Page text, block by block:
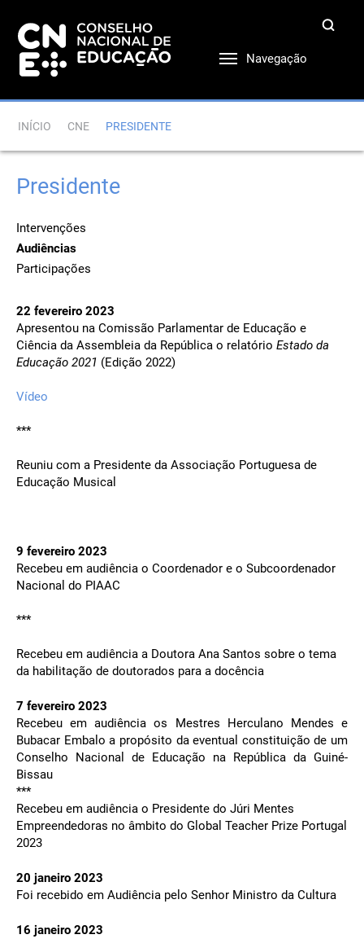
Navegação
INÍCIO CNE PRESIDENTE
Presidente
Intervenções
Audiências
Participações
22 fevereiro 2023
Apresentou na Comissão Parlamentar de Educação e
Ciência da Assembleia da República o relatório Estado da
Educação 2021 (Edição 2022)
Vídeo
***
Reuniu com a Presidente da Associação Portuguesa de
Educação Musical
9 fevereiro 2023
Recebeu em audiência o Coordenador e o Subcoordenador
Nacional do PIAAC
***
Recebeu em audiência a Doutora Ana Santos sobre o tema
da habilitação de doutorados para a docência
7 fevereiro 2023
Recebeu em audiência os Mestres Herculano Mendes e
Bubacar Embalo a propósito da eventual constituição de um
Conselho Nacional de Educação na República da Guiné-
***
Recebeu em audiência o Presidente do Júri Mentes
Empreendedoras no âmbito do Global Teacher Prize Portugal
2023
20 janeiro 2023
Foi recebido em Audiência pelo Senhor Ministro da Cultura
16 janeiro 2023